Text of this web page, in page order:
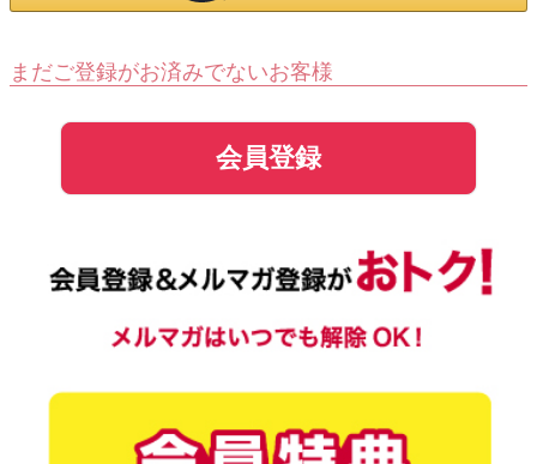
まだご登録がお済みでないお客様
会員登録